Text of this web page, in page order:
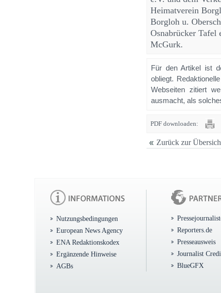
Heimatverein
Borgloh u.
Osnabrücker Tafel
McGurk.
Für den Artikel ist
obliegt.
Webseiten zitiert
ausmacht, als
PDF downloaden:
Zurück zur
Nutzungsbedingungen
European News Agency
ENA Redaktionskodex
Ergänzende Hinweise
AGBs
Reporters.de
Presseausweis
Journalist
BlueGFX